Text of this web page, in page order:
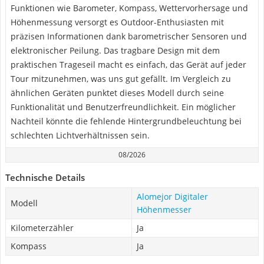
Funktionen wie Barometer, Kompass, Wettervorhersage und
Höhenmessung versorgt es Outdoor-Enthusiasten mit
präzisen Informationen dank barometrischer Sensoren und
elektronischer Peilung. Das tragbare Design mit dem
praktischen Trageseil macht es einfach, das Gerät auf jeder
Tour mitzunehmen, was uns gut gefällt. Im Vergleich zu
ähnlichen Geräten punktet dieses Modell durch seine
Funktionalität und Benutzerfreundlichkeit. Ein möglicher
Nachteil könnte die fehlende Hintergrundbeleuchtung bei
schlechten Lichtverhältnissen sein.
08/2026
Technische Details
Modell
Alomejor Digitaler
Höhenmesser
Kilometerzähler
Ja
Kompass
Ja